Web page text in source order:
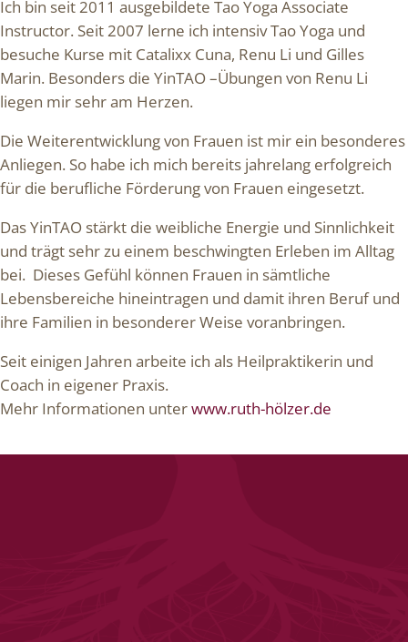
Ich bin seit 2011 ausgebildete Tao Yoga Associate
Instructor. Seit 2007 lerne ich intensiv Tao Yoga und
besuche Kurse mit Catalixx Cuna, Renu Li und Gilles
Marin. Besonders die YinTAO –Übungen von Renu Li
liegen mir sehr am Herzen.
Die Weiterentwicklung von Frauen ist mir ein besonderes
Anliegen. So habe ich mich bereits jahrelang erfolgreich
für die berufliche Förderung von Frauen eingesetzt.
Das YinTAO stärkt die weibliche Energie und Sinnlichkeit
und trägt sehr zu einem beschwingten Erleben im Alltag
bei. Dieses Gefühl können Frauen in sämtliche
Lebensbereiche hineintragen und damit ihren Beruf und
ihre Familien in besonderer Weise voranbringen.
Seit einigen Jahren arbeite ich als Heilpraktikerin und
Coach in eigener Praxis.
Mehr Informationen unterwww.ruth-hölzer.de